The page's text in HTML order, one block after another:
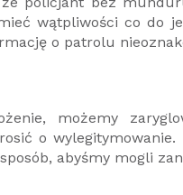
wątpliwości co do
o patrolu
możemy
o
abyśmy mogli